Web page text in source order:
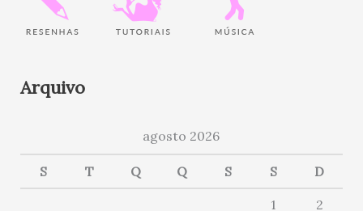
Arquivo
agosto 2026
S T Q Q S S D
1
2